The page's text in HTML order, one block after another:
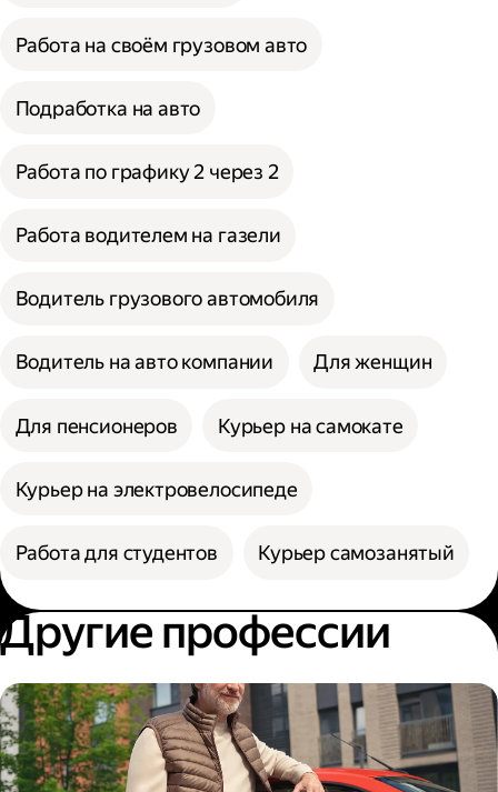
Работа на своём грузовом авто
Подработка на авто
Работа по графику 2 через 2
Работа водителем на газели
Водитель грузового автомобиля
Водитель на авто компании Для женщин
Для пенсионеров Курьер на самокате
Курьер на электровелосипеде
Работа для студентов Курьер самозанятый
Другие профессии